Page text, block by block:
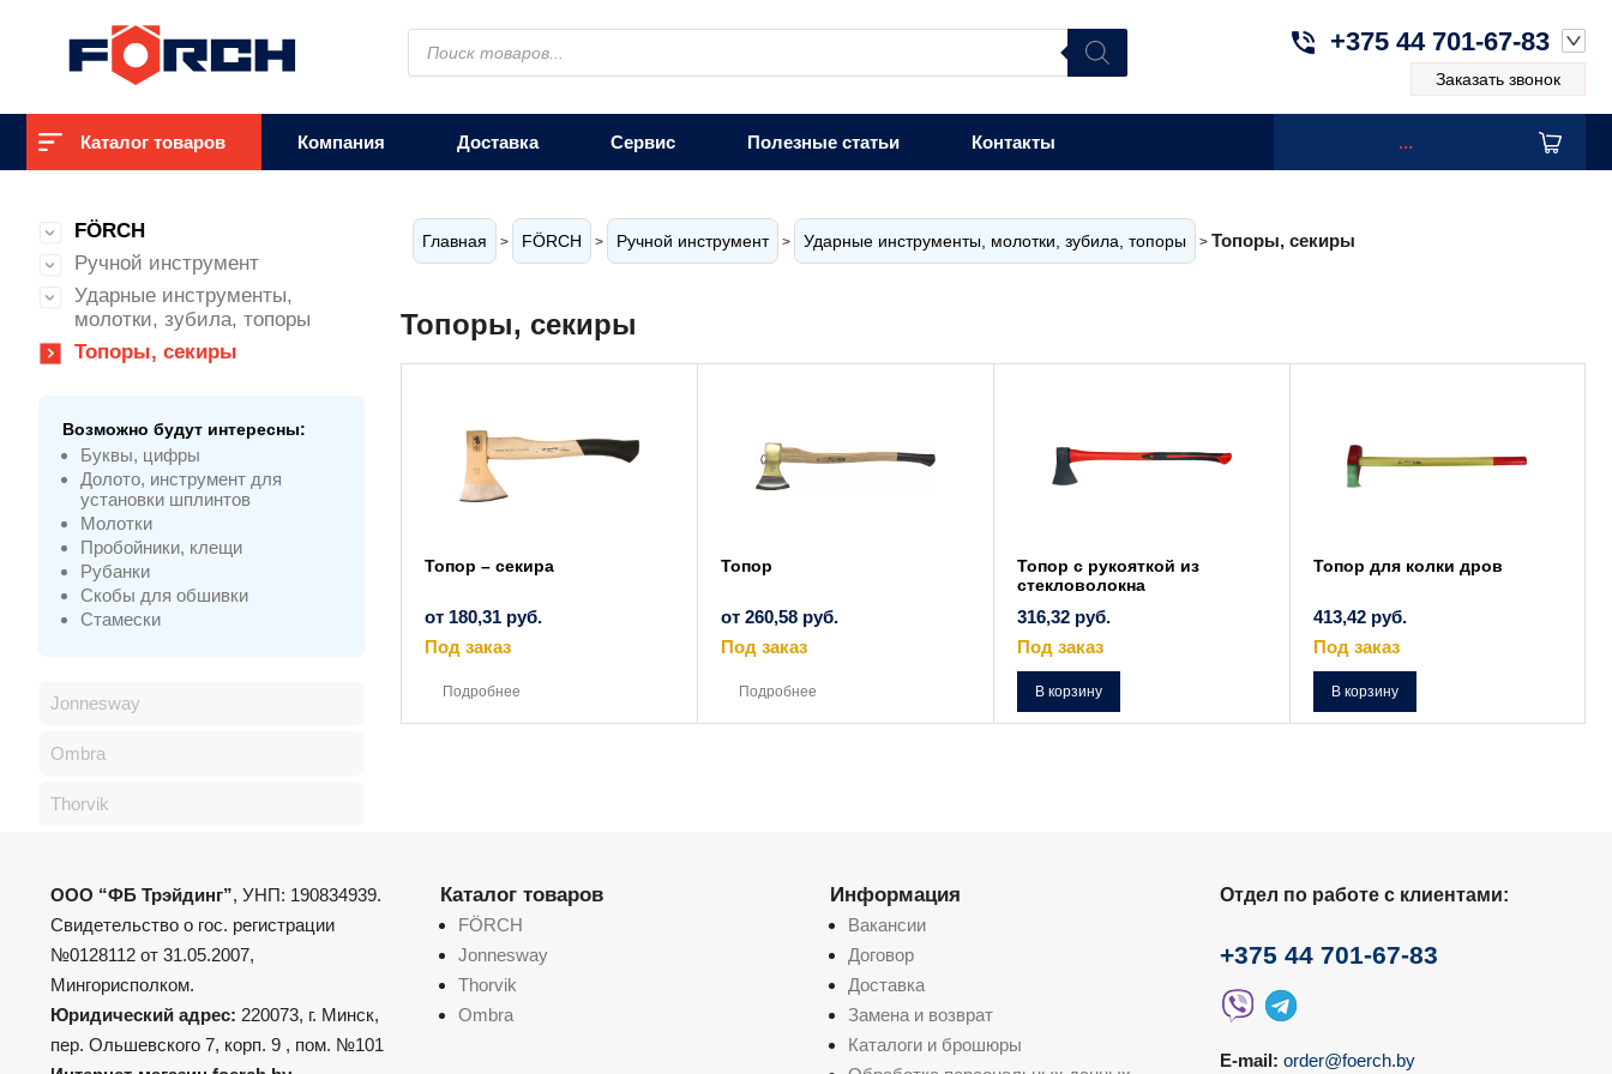
Поиск
товаров
+375 44 701-67-83
Заказать звонок
Каталог товаров Компания Доставка Сервис Полезные статьи Контакты ...
Главная > FÖRCH > Ручной инструмент > Ударные инструменты, молотки, зубила, топоры > Топоры, секиры
Топоры, секиры
Топор – секира
от 180,31 руб.
Под заказ
Подробнее
Топор
от 260,58 руб.
Под заказ
Подробнее
Топор с рукояткой из
стекловолокна
316,32 руб.
Под заказ
В корзину
Топор для колки дров
413,42 руб.
Под заказ
В корзину
FÖRCH
Ручной инструмент
Ударные инструменты,
молотки, зубила, топоры
Топоры, секиры
Возможно будут интересны:
Буквы, цифры
Долото, инструмент для
установки шплинтов
Молотки
Пробойники, клещи
Рубанки
Скобы для обшивки
Стамески
Jonnesway
Ombra
Thorvik
ООО “ФБ Трэйдинг”, УНП: 190834939.
Свидетельство о гос. регистрации
№0128112 от 31.05.2007,
Мингорисполком.
Юридический адрес: 220073, г. Минск,
пер. Ольшевского 7, корп. 9 , пом. №101
Каталог товаров
FÖRCH
Jonnesway
Thorvik
Ombra
Информация
Вакансии
Договор
Доставка
Замена и возврат
Каталоги и брошюры
Отдел по работе с клиентами:
+375 44 701-67-83
E-mail: order@foerch.by